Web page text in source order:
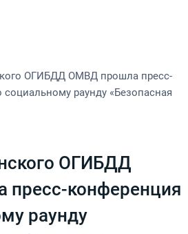
ОГИБДД ОМВД прошла пресс-
раунду «Безопасная
ОГИБДД
конференция
раунду